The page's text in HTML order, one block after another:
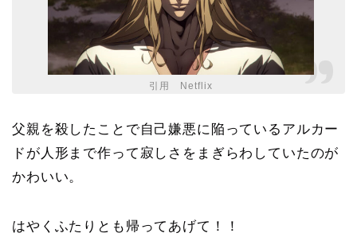
引用 Netflix
父親を殺したことで自己嫌悪に陥っているアルカー
ドが人形まで作って寂しさをまぎらわしていたのが
かわいい。
はやくふたりとも帰ってあげて！！